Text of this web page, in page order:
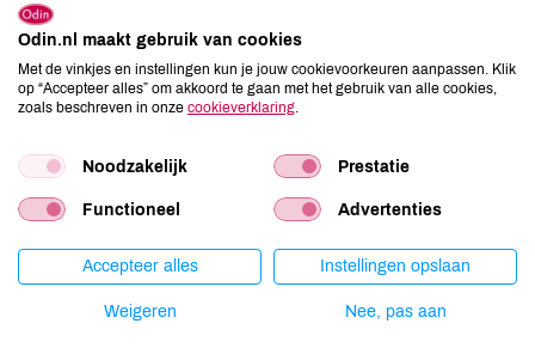
Aardnoten
Ei
onbekend
Gluten
onbekend
Lactose
onbekend
Mosterd
onbekend
Noten
onbekend
onbekend
Odin.nl maakt gebruik van cookies
Met de vinkjes en instellingen kun je jouw cookievoorkeuren aanpassen. Klik
op “Accepteer alles” om akkoord te gaan met het gebruik van alle cookies,
zoals beschreven in onze cookieverklaring.
Noodzakelijk Prestatie
Functioneel Advertenties
Accepteer alles Instellingen opslaan
Weigeren Nee, pas aan